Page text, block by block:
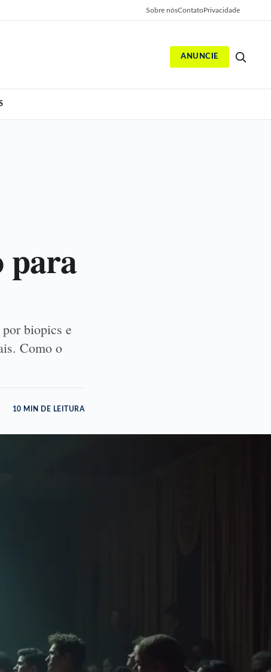
Sobre nósContatoPrivacidade
ANUNCIE
para
biopics e
Como o
10 MIN DE LEITURA